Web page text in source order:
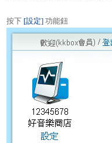
按下 [設定] 功能鈕